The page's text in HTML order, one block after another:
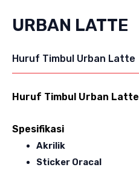
URBAN LATTE
Huruf Timbul Urban Latte
Huruf Timbul Urban Latte
Spesifikasi
Akrilik
Sticker Oracal